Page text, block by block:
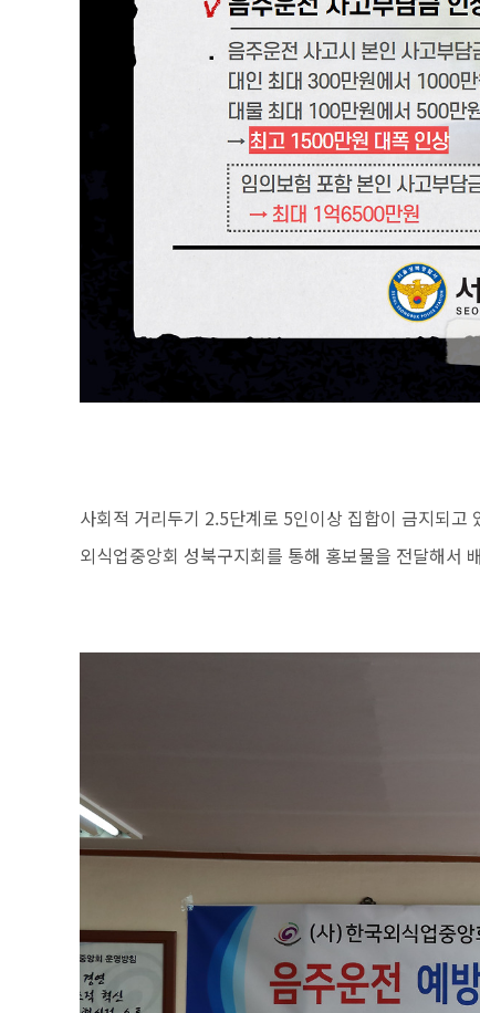
사회적 거리두기 2.5단계로 5인이상 집합이 금지되고
외식업중앙회 성북구지회를 통해 홍보물을 전달해서